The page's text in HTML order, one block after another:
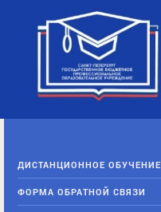
ДИСТАНЦИОННОЕ ОБУЧЕНИЕ
ФОРМА ОБРАТНОЙ СВЯЗИ